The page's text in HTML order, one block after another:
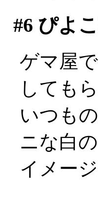
#6 ぴよ
ゲマ屋
しても
いつも
ニな白
イメー